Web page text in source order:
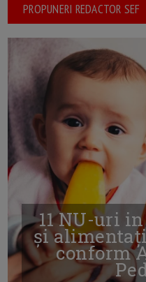
PROPUNERI REDACTOR SEF
11 NU-uri
și
conform